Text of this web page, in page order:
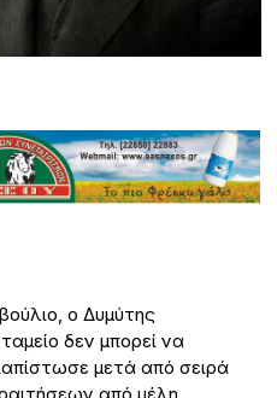
ο Δυμύτης
δεν μπορεί να
μετά από σειρά